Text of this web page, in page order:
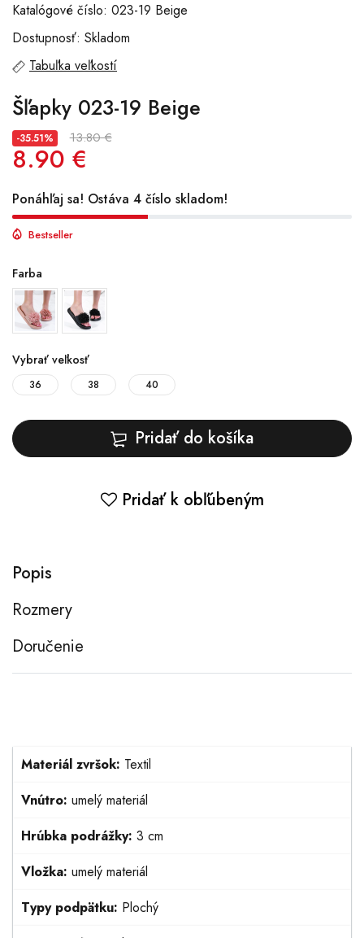
Katalógové číslo: 023-19 Beige
Dostupnosť: Skladom
Tabuľka veľkostí
Šľapky 023-19 Beige
-35.51% 13.80 €
8.90 €
Ponáhľaj sa! Ostáva 4 číslo skladom!
Bestseller
Farba
Vybrať veľkosť
36 38 40
Pridať do košíka
Pridať k obľúbeným
Popis
Rozmery
Doručenie
Materiál zvršok: Textil
Vnútro: umelý materiál
Hrúbka podrážky: 3 cm
Vložka: umelý materiál
Typy podpätku: Plochý